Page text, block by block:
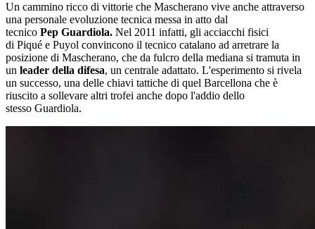
Un cammino ricco di vittorie che Mascherano vive anche attraverso
una personale evoluzione tecnica messa in atto dal
tecnico Pep Guardiola. Nel 2011 infatti, gli acciacchi fisici
di Piqué e Puyol convincono il tecnico catalano ad arretrare la
posizione di Mascherano, che da fulcro della mediana si tramuta in
un leader della difesa, un centrale adattato. L'esperimento si rivela
un successo, una delle chiavi tattiche di quel Barcellona che è
riuscito a sollevare altri trofei anche dopo l'addio dello
stesso Guardiola.